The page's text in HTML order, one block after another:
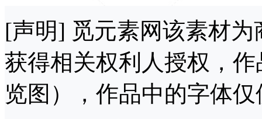
[声明] 觅元素网该素材
获得相关权利人授权，
览图），作品中的字体